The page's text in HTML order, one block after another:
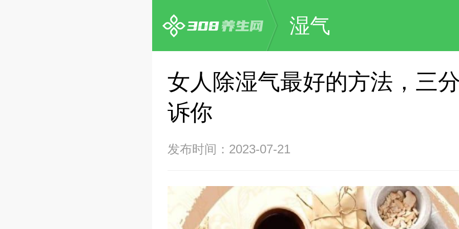
湿气
女人除湿气最好的方法，三
诉你
发布时间：2023-07-21